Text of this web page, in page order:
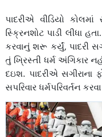
પાદરીએ વીડિયો કોલમાં
સ્ક્રિનશોટ પાડી લીધા
કરવાનું શરૂ કર્યું, પાદરી
તું ખ્રિસ્તી ધર્મ અંગિકાર
દઇશ. પાદરીએ સગીરાના
સપરિવાર ધર્મપરિવર્તન